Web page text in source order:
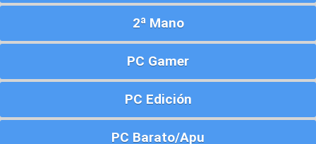
2ª Mano
PC Gamer
PC Edición
PC Barato/Apu